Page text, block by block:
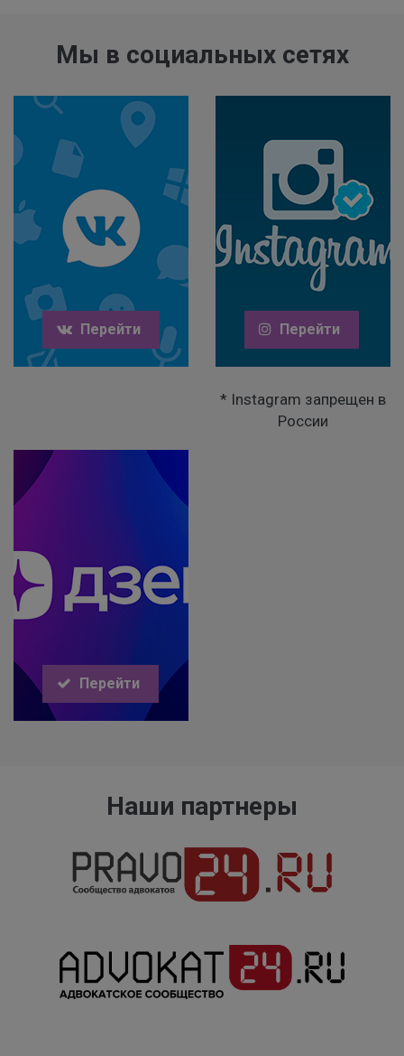
Мы в социальных сетях
Перейти Перейти
* Instagram запрещен в
России
Перейти
Наши партнеры